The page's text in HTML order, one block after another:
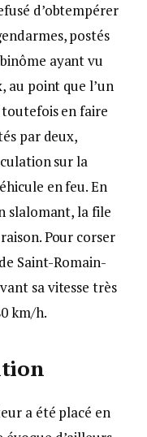
d’obtempérer
postés
ayant vu
au point que l’un
toutefois en faire
par deux,
sur la
en feu. En
slalomant, la file
Pour corser
Saint-Romain-
sa vitesse très
km/h.
a été placé en